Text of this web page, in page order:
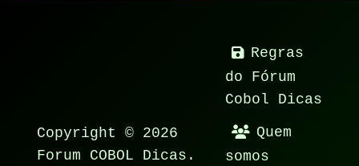
Copyright © 2026
Forum COBOL Dicas.
Regras
do Fórum
Cobol Dicas
Quem
somos